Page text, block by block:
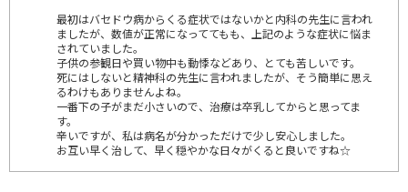
最初はバセドウ病からくる症状ではないかと内科の先生に言われ
ましたが、数値が正常になっててもも、上記のような症状に悩ま
されていました。
子供の参観日や買い物中も動悸などあり、とても苦しいです。
死にはしないと精神科の先生に言われましたが、そう簡単に思え
るわけもありませんよね。
一番下の子がまだ小さいので、治療は卒乳してからと思ってま
す。
辛いですが、私は病名が分かっただけで少し安心しました。
お互い早く治して、早く穏やかな日々がくると良いですね☆